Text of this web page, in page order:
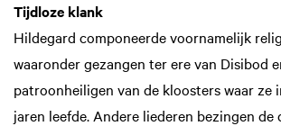
Tijdloze klank
Hildegard componeerde voornamelijk
waaronder gezangen ter ere van Disibod
patroonheiligen van de kloosters waar ze
jaren leefde. Andere liederen bezingen de